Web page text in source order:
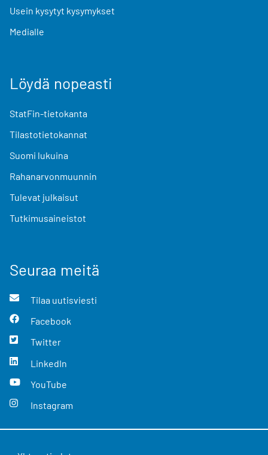
Usein kysytyt kysymykset
Medialle
Löydä nopeasti
StatFin-tietokanta
Tilastotietokannat
Suomi lukuina
Rahanarvonmuunnin
Tulevat julkaisut
Tutkimusaineistot
Seuraa meitä
Tilaa uutisviesti
Facebook
Twitter
LinkedIn
YouTube
Instagram